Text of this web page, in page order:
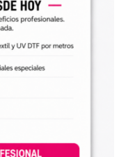
preparar
y producirlo con tu
UV DTF
termos, cajas,
superficies rígidas